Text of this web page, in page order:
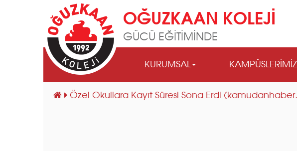
OĞUZKAAN KOLEJİ
GÜCÜ EĞİTİMİNDE
KURUMSAL KAMPÜSLERİMİZ
Özel Okullara Kayıt Süresi Sona Erdi